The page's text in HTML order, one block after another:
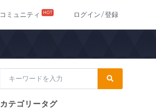
コミュニティ HOT ログイン/登録
カテゴリータグ